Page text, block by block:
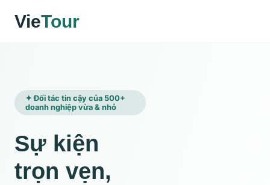
VieTour
✦ Đối tác tin cậy của 500+
doanh nghiệp vừa & nhỏ
Sự kiện
trọn vẹn,